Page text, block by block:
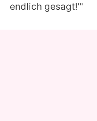
endlich gesagt!'"